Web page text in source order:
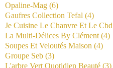
Opaline-Mag (6)
Gaufres Collection Tefal (4)
Je Cuisine Le Chanvre Et Le
La Multi-Délices By Clément (4)
Soupes Et Veloutés Maison (4)
Groupe Seb (3)
L'arbre Vert Quotidien Beauté (3)